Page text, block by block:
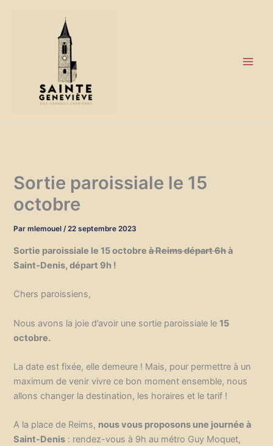
Sortie paroissiale le 15
octobre
Parmlemouel/22 septembre 2023
Sortie paroissiale le 15 octobreà Reims départ 6hà
Saint-Denis, départ 9h !
Chers paroissiens,
Nous avons la joie d’avoir une sortie paroissiale le15
octobre.
La date est fixée, elle demeure ! Mais, pour permettre à un
maximum de venir vivre ce bon moment ensemble, nous
allons changer la destination, les horaires et le tarif !
A la place de Reims, nous vous proposons une journée à
Saint-Denis : rendez-vous à 9h au métro Guy Moquet,